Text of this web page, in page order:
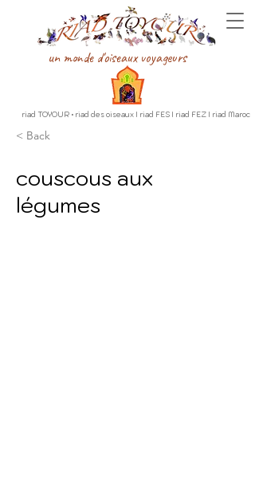
un monde d'oiseaux voyageurs
riad TOYOUR • riad des oiseaux I riad FES I riad FEZ I riad Maroc
< Back
couscous aux
légumes